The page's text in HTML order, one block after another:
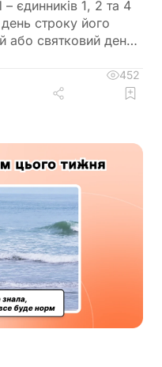
єдинників 1, 2 та 4
строку його
або святковий день,
452